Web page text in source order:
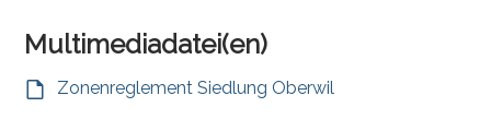
Multimediadatei(en)
Zonenreglement Siedlung Oberwil